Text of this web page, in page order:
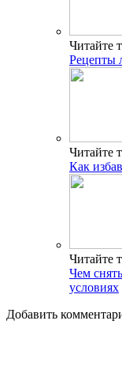
Читайте
Рецепты
Читайте
Как
Читайте
Чем
условиях
Добавить